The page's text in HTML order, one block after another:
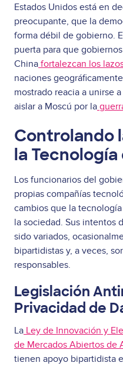
Estados Unidos está en
preocupante, que la
forma débil de gobierno.
puerta para que
China fortalezcan los
naciones
mostrado reacia a unirse
aislar a Moscú por la
Controlando
la
Los funcionarios del
propias compañías
cambios que la
la sociedad. Sus intentos
sido variados,
bipartidistas y, a veces,
responsables.
Legislación
Privacidad de
La Ley de Innovación y
de Mercados Abiertos de
tienen apoyo bipartidista